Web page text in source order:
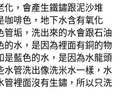
化，會產生鐵鏽跟泥沙堆
啡色，地下水含有氧化
垢，洗出來的水會跟石油
水，是因為裡面有銅的物
是藍色的水，是因為水龍頭
水管洗出像洗米水一樣，水
管裡面沒有生鏽，所以只洗